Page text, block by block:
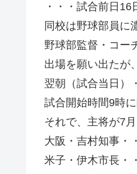
・・・試合前日16
同校は野球部員に
野球部監督・コー
出場を願い出たが
翌朝（試合当日）
試合開始時間9時
それで、主将が7
大阪・吉村知事・
米子・伊木市長・